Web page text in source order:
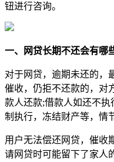
钮进行咨询。
一、网贷长期不还会有哪
对于网贷，逾期未还的，
催收，仍拒不还款的，对
款人还款;借款人如还不
制执行，冻结财产等，情
用户无法偿还网贷，催收
请网贷时可能留下了家人